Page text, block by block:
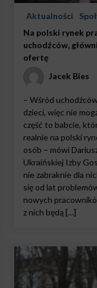
Aktualności
Na polski rynek
uchodźców,
ofertę
Jacek Bies
– Wśród
dzieci, więc nie
część to babcie,
realnie na polski
osób – mówi
Ukraińskiej Izby
nie zabraknie dla
się od lat
nowych
z nich będą […]